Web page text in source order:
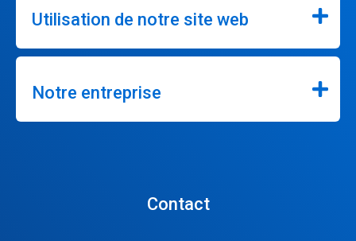
Utilisation de notre site web
Notre entreprise
Contact